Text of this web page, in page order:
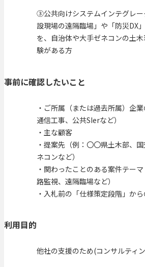
③公共向けシステムインテグレー
設現場の遠隔臨場」や「防災DX
を、自治体や大手ゼネコンの土
験がある方
事前に確認したいこと
・ご所属（または過去所属）企
通信工事、公共SIerなど）
・主な顧客
・提案先（例：〇〇県土木部、
ネコンなど）
・関わったことのある案件テー
路監視、遠隔臨場など）
・入札前の「仕様策定段階」か
利用目的
他社の支援のため(コンサルティ